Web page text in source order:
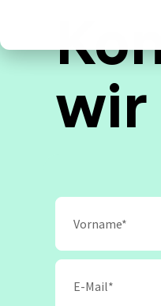
Agiles Testen
API Testing
Offshore Test Center
Testing with GenAI
Test Automation
wir